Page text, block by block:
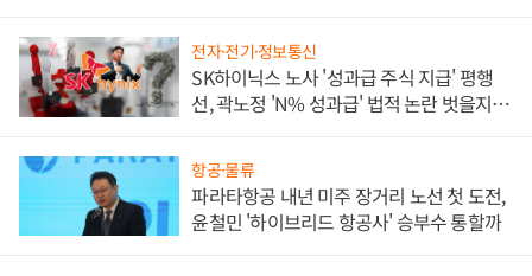
전자·전기·정보통신
SK하이닉스 노사 '성과급 주식 지급' 평행
선, 곽노정 'N% 성과급' 법적 논란 벗을지 주
항공·물류
파라타항공 내년 미주 장거리 노선 첫 도전,
윤철민 '하이브리드 항공사' 승부수 통할까